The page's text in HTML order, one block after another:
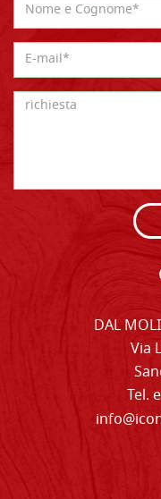
DAL
Via
Tel.